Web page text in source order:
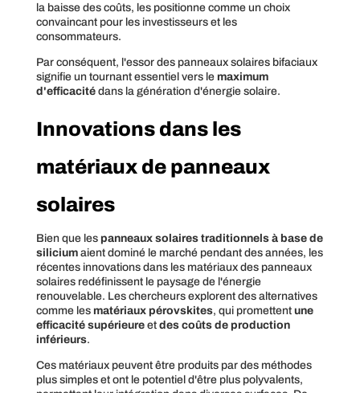
la baisse des coûts, les positionne comme un choix
convaincant pour les investisseurs et les
consommateurs.
Par conséquent, l'essor des panneaux solaires bifaciaux
signifie un tournant essentiel vers le maximum
d'efficacitédans la génération d'énergie solaire.
Innovations dans les
matériaux de panneaux
solaires
Bien que les panneaux solaires traditionnels à base de
siliciumaient dominé le marché pendant des années, les
récentes innovations dans les matériaux des panneaux
solaires redéfinissent le paysage de l'énergie
renouvelable. Les chercheurs explorent des alternatives
comme les matériaux pérovskites, qui promettent une
efficacité supérieureet des coûts de production
inférieurs.
Ces matériaux peuvent être produits par des méthodes
plus simples et ont le potentiel d'être plus polyvalents,